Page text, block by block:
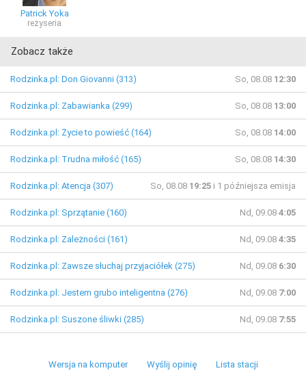
Patrick Yoka
reżyseria
Zobacz także
Rodzinka.pl: Don Giovanni (313) So, 08.08 12:30
Rodzinka.pl: Zabawianka (299) So, 08.08 13:00
Rodzinka.pl: Życie to powieść (164) So, 08.08 14:00
Rodzinka.pl: Trudna miłość (165) So, 08.08 14:30
Rodzinka.pl: Atencja (307) So, 08.08 19:25 i 1 późniejsza emisja
Rodzinka.pl: Sprzątanie (160) Nd, 09.08 4:05
Rodzinka.pl: Zależności (161) Nd, 09.08 4:35
Rodzinka.pl: Zawsze słuchaj przyjaciółek (275) Nd, 09.08 6:30
Rodzinka.pl: Jestem grubo inteligentna (276) Nd, 09.08 7:00
Rodzinka.pl: Suszone śliwki (285) Nd, 09.08 7:55
Wersja na komputer Wyślij opinię Lista stacji